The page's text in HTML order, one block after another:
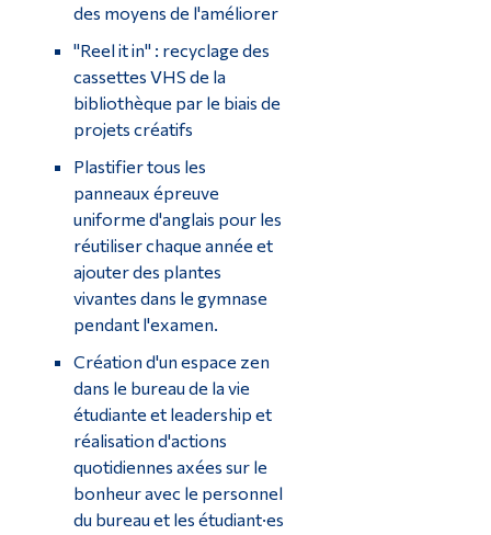
des moyens de l'améliorer
"Reel it in" : recyclage des
cassettes VHS de la
bibliothèque par le biais de
projets créatifs
Plastifier tous les
panneaux épreuve
uniforme d'anglais pour les
réutiliser chaque année et
ajouter des plantes
vivantes dans le gymnase
pendant l'examen.
Création d'un espace zen
dans le bureau de la vie
étudiante et leadership et
réalisation d'actions
quotidiennes axées sur le
bonheur avec le personnel
du bureau et les étudiant·es